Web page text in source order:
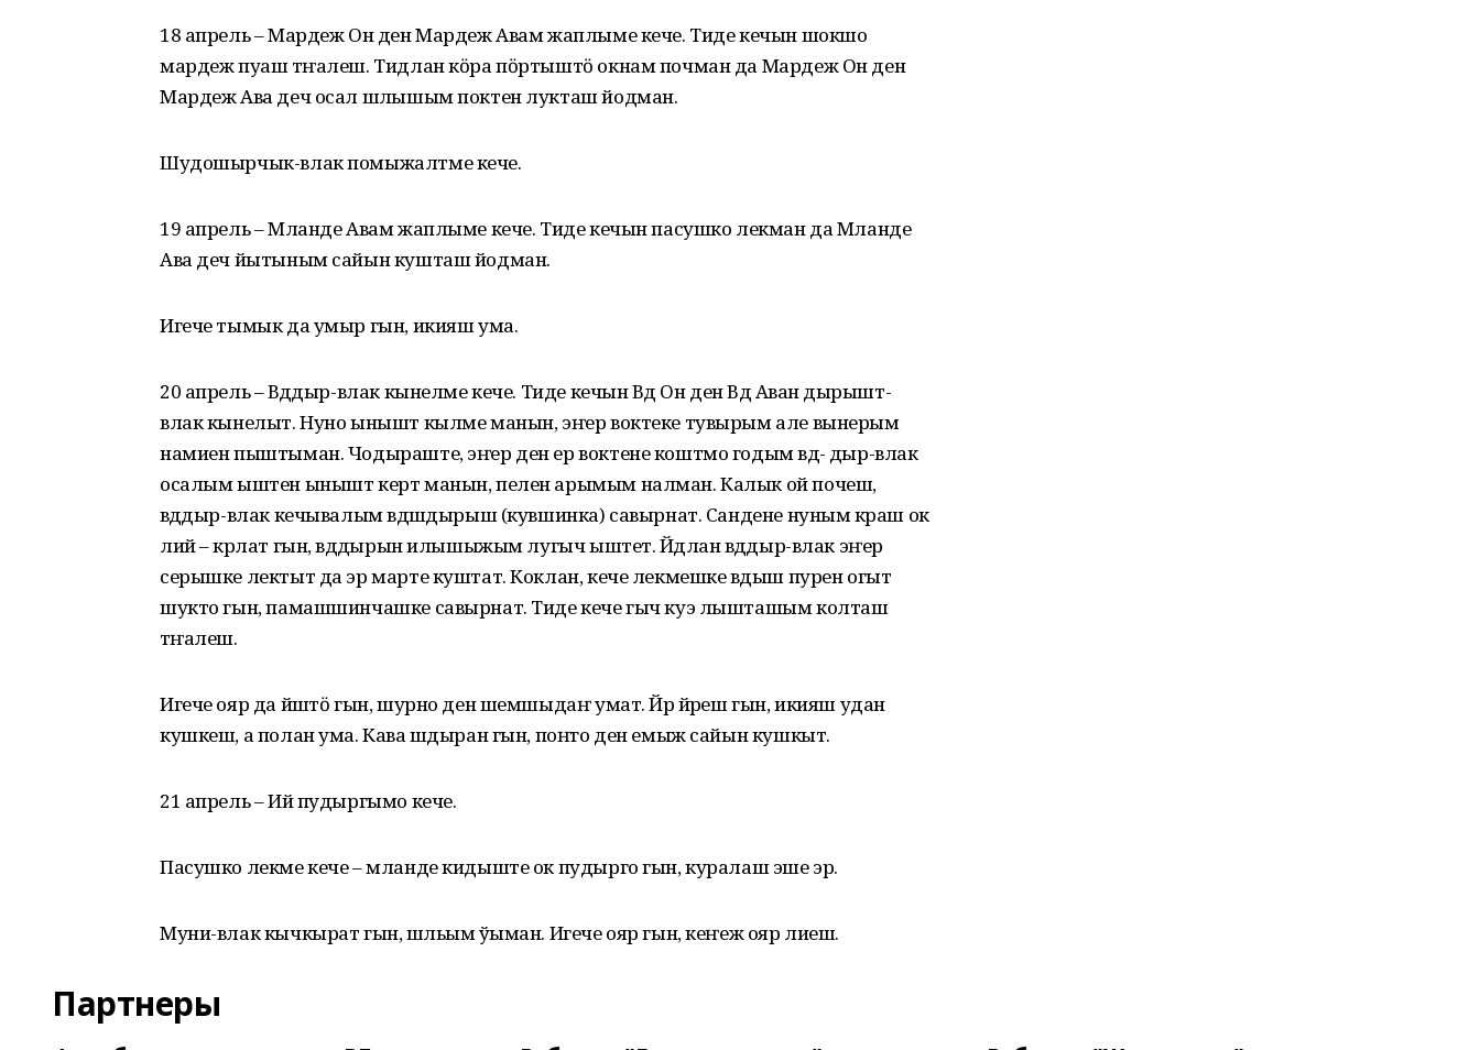
18 апрель – Мардеж Он ден Мардеж Авам жаплыме кече. Тиде кечын шокшо
мардеж пуаш тӱҥалеш. Тидлан кӧра пӧртыштӧ окнам почман да Мардеж Он ден
Мардеж Ава деч осал шӱлышым поктен лукташ йодман.
Шудошырчык-влак помыжалтме кече.
19 апрель – Мланде Авам жаплыме кече. Тиде кечын пасушко лекман да Мланде
Ава деч йытыным сайын кушташ йодман.
Игече тымык да умыр гын, икияш ума.
20 апрель – Вӱдӱдыр-влак кынелме кече. Тиде кечын Вӱд Он ден Вӱд Аван ӱдырышт-
влак кынелыт. Нуно ынышт кылме манын, эҥер воктеке тувырым але вынерым
намиен пыштыман. Чодыраште, эҥер ден ер воктене коштмо годым вӱд- ӱдыр-влак
осалым ыштен ынышт керт манын, пелен арымым налман. Калык ой почеш,
вӱдӱдыр-влак кечывалым вӱдшӱдырыш (кувшинка) савырнат. Сандене нуным кӱраш ок
лий – кӱрлат гын, вӱдӱдырын илышыжым лугыч ыштет. Йӱдлан вӱдӱдыр-влак эҥер
серышке лектыт да эр марте куштат. Коклан, кече лекмешке вӱдыш пурен огыт
шукто гын, памашшинчашке савырнат. Тиде кече гыч куэ лышташым колташ
тӱҥалеш.
Игече ояр да йӱштӧ гын, шурно ден шемшыдаҥ умат. Йӱр йӱреш гын, икияш удан
кушкеш, а полан ума. Кава шӱдыран гын, поҥго ден емыж сайын кушкыт.
21 апрель – Ий пудыргымо кече.
Пасушко лекме кече – мланде кидыште ок пудырго гын, куралаш эше эр.
Муни-влак кычкырат гын, шӱльым ўӱыман. Игече ояр гын, кеҥеж ояр лиеш.
Партнеры